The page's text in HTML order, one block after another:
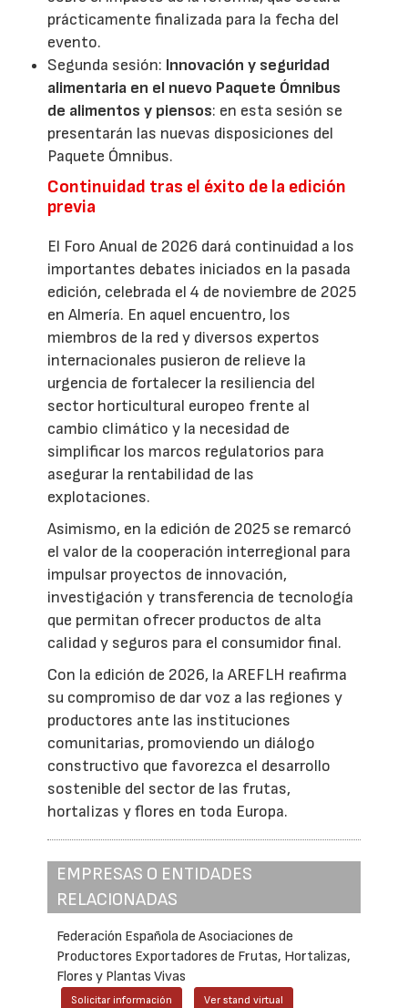
prácticamente finalizada para la fecha del
evento.
Segunda sesión: Innovación y seguridad
alimentaria en el nuevo Paquete Ómnibus
de alimentos y piensos: en esta sesión se
presentarán las nuevas disposiciones del
Paquete Ómnibus.
Continuidad tras el éxito de la edición
previa
El Foro Anual de 2026 dará continuidad a los
importantes debates iniciados en la pasada
edición, celebrada el 4 de noviembre de 2025
en Almería. En aquel encuentro, los
miembros de la red y diversos expertos
internacionales pusieron de relieve la
urgencia de fortalecer la resiliencia del
sector horticultural europeo frente al
cambio climático y la necesidad de
simplificar los marcos regulatorios para
asegurar la rentabilidad de las
explotaciones.
Asimismo, en la edición de 2025 se remarcó
el valor de la cooperación interregional para
impulsar proyectos de innovación,
investigación y transferencia de tecnología
que permitan ofrecer productos de alta
calidad y seguros para el consumidor final.
Con la edición de 2026, la AREFLH reafirma
su compromiso de dar voz a las regiones y
productores ante las instituciones
comunitarias, promoviendo un diálogo
constructivo que favorezca el desarrollo
sostenible del sector de las frutas,
hortalizas y flores en toda Europa.
EMPRESAS O ENTIDADES
RELACIONADAS
Federación Española de Asociaciones de
Productores Exportadores de Frutas, Hortalizas,
Flores y Plantas Vivas
Solicitar información Ver stand virtual